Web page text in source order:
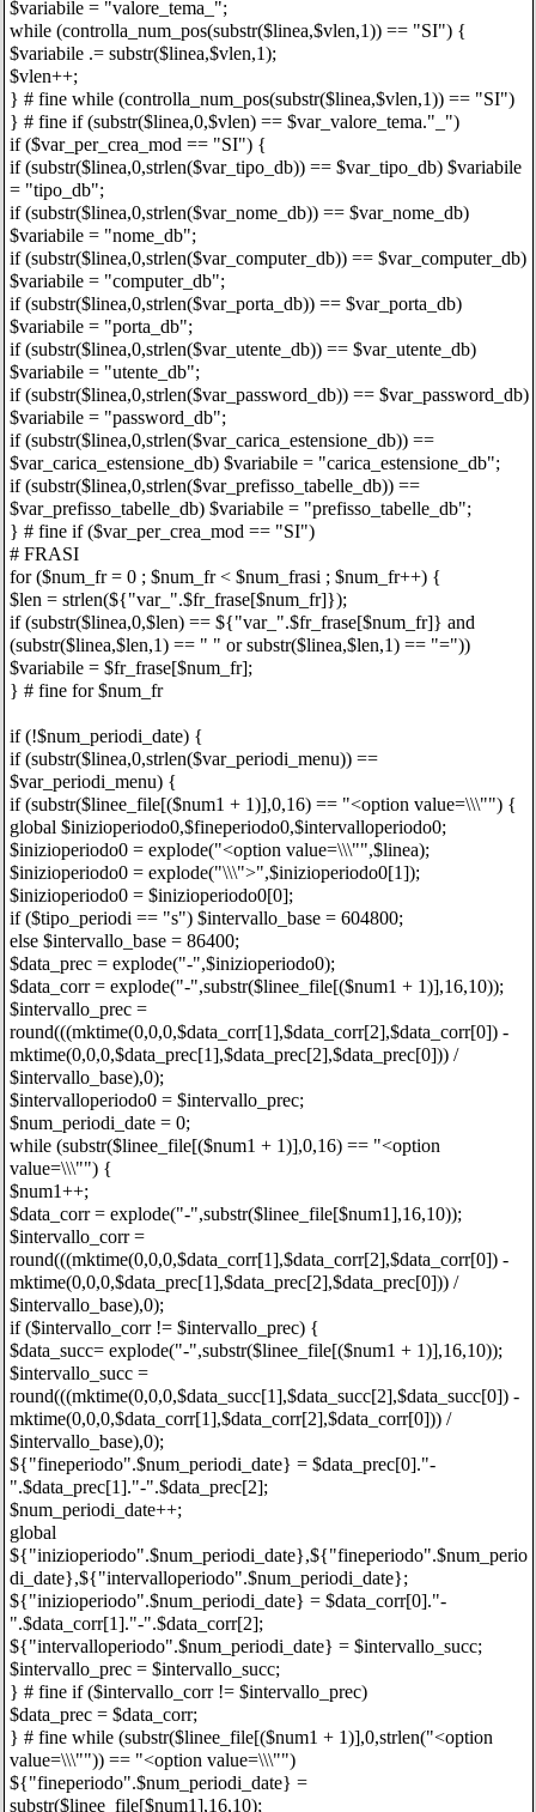
$variabile = "valore_tema_";
while (controlla_num_pos(substr($linea,$vlen,1)) == "SI") {
$variabile .= substr($linea,$vlen,1);
$vlen++;
} # fine while (controlla_num_pos(substr($linea,$vlen,1)) == "SI")
} # fine if (substr($linea,0,$vlen) == $var_valore_tema."_")
if ($var_per_crea_mod == "SI") {
if (substr($linea,0,strlen($var_tipo_db)) == $var_tipo_db) $variabile
= "tipo_db";
if (substr($linea,0,strlen($var_nome_db)) == $var_nome_db)
$variabile = "nome_db";
if (substr($linea,0,strlen($var_computer_db)) == $var_computer_db)
$variabile = "computer_db";
if (substr($linea,0,strlen($var_porta_db)) == $var_porta_db)
$variabile = "porta_db";
if (substr($linea,0,strlen($var_utente_db)) == $var_utente_db)
$variabile = "utente_db";
if (substr($linea,0,strlen($var_password_db)) == $var_password_db)
$variabile = "password_db";
if (substr($linea,0,strlen($var_carica_estensione_db)) ==
$var_carica_estensione_db) $variabile = "carica_estensione_db";
if (substr($linea,0,strlen($var_prefisso_tabelle_db)) ==
$var_prefisso_tabelle_db) $variabile = "prefisso_tabelle_db";
} # fine if ($var_per_crea_mod == "SI")
# FRASI
for ($num_fr = 0 ; $num_fr < $num_frasi ; $num_fr++) {
$len = strlen(${"var_".$fr_frase[$num_fr]});
if (substr($linea,0,$len) == ${"var_".$fr_frase[$num_fr]} and
(substr($linea,$len,1) == " " or substr($linea,$len,1) == "="))
$variabile = $fr_frase[$num_fr];
} # fine for $num_fr
if (!$num_periodi_date) {
if (substr($linea,0,strlen($var_periodi_menu)) ==
$var_periodi_menu) {
if (substr($linee_file[($num1 + 1)],0,16) == "<option value=\\\"") {
global $inizioperiodo0,$fineperiodo0,$intervalloperiodo0;
$inizioperiodo0 = explode("<option value=\\\"",$linea);
$inizioperiodo0 = explode("\\\">",$inizioperiodo0[1]);
$inizioperiodo0 = $inizioperiodo0[0];
if ($tipo_periodi == "s") $intervallo_base = 604800;
else $intervallo_base = 86400;
$data_prec = explode("-",$inizioperiodo0);
$data_corr = explode("-",substr($linee_file[($num1 + 1)],16,10));
$intervallo_prec =
round(((mktime(0,0,0,$data_corr[1],$data_corr[2],$data_corr[0]) -
mktime(0,0,0,$data_prec[1],$data_prec[2],$data_prec[0])) /
$intervallo_base),0);
$intervalloperiodo0 = $intervallo_prec;
$num_periodi_date = 0;
while (substr($linee_file[($num1 + 1)],0,16) == "<option
value=\\\"") {
$num1++;
$data_corr = explode("-",substr($linee_file[$num1],16,10));
$intervallo_corr =
round(((mktime(0,0,0,$data_corr[1],$data_corr[2],$data_corr[0]) -
mktime(0,0,0,$data_prec[1],$data_prec[2],$data_prec[0])) /
$intervallo_base),0);
if ($intervallo_corr != $intervallo_prec) {
$data_succ= explode("-",substr($linee_file[($num1 + 1)],16,10));
$intervallo_succ =
round(((mktime(0,0,0,$data_succ[1],$data_succ[2],$data_succ[0]) -
mktime(0,0,0,$data_corr[1],$data_corr[2],$data_corr[0])) /
$intervallo_base),0);
${"fineperiodo".$num_periodi_date} = $data_prec[0]."-
".$data_prec[1]."-".$data_prec[2];
$num_periodi_date++;
global
${"inizioperiodo".$num_periodi_date},${"fineperiodo".$num_perio
di_date},${"intervalloperiodo".$num_periodi_date};
${"inizioperiodo".$num_periodi_date} = $data_corr[0]."-
".$data_corr[1]."-".$data_corr[2];
${"intervalloperiodo".$num_periodi_date} = $intervallo_succ;
$intervallo_prec = $intervallo_succ;
} # fine if ($intervallo_corr != $intervallo_prec)
$data_prec = $data_corr;
} # fine while (substr($linee_file[($num1 + 1)],0,strlen("<option
value=\\\"")) == "<option value=\\\"")
${"fineperiodo".$num_periodi_date} =
substr($linee_file[$num1],16,10);